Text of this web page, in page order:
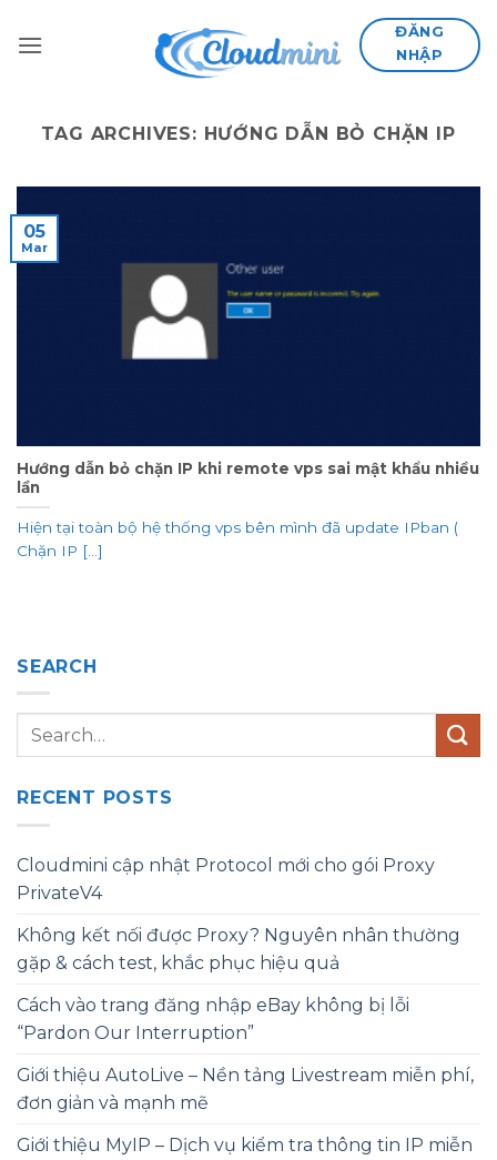
ĐĂNG
NHẬP
TAG ARCHIVES: HƯỚNG DẪN BỎ CHẶN IP
Hướng dẫn bỏ chặn IP khi remote vps sai mật khẩu nhiều
lần
Hiện tại toàn bộ hệ thống vps bên mình đã update IPban (
Chặn IP [...]
05
Mar
SEARCH
RECENT POSTS
Cloudmini cập nhật Protocol mới cho gói Proxy
PrivateV4
Không kết nối được Proxy? Nguyên nhân thường
gặp & cách test, khắc phục hiệu quả
Cách vào trang đăng nhập eBay không bị lỗi
“Pardon Our Interruption”
Giới thiệu AutoLive – Nền tảng Livestream miễn phí,
đơn giản và mạnh mẽ
Giới thiệu MyIP – Dịch vụ kiểm tra thông tin IP miễn